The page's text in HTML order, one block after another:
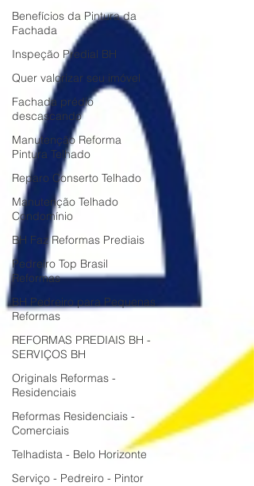
Benefícios da Pintura da
Fachada
Inspeção Predial BH
Quer valorizar seu imóvel
Fachada prédio
descascando
Manutenção Reforma
Pintura Telhado
Reparo Conserto Telhado
Manutenção Telhado
Condomínio
BH Faz Reformas Prediais
Pedreiro Top Brasil
Reformas
BH Pedreiro para Pequenas
Reformas
REFORMAS PREDIAIS BH -
SERVIÇOS BH
Originals Reformas -
Residenciais
Reformas Residenciais -
Comerciais
Telhadista - Belo Horizonte
Serviço - Pedreiro - Pintor